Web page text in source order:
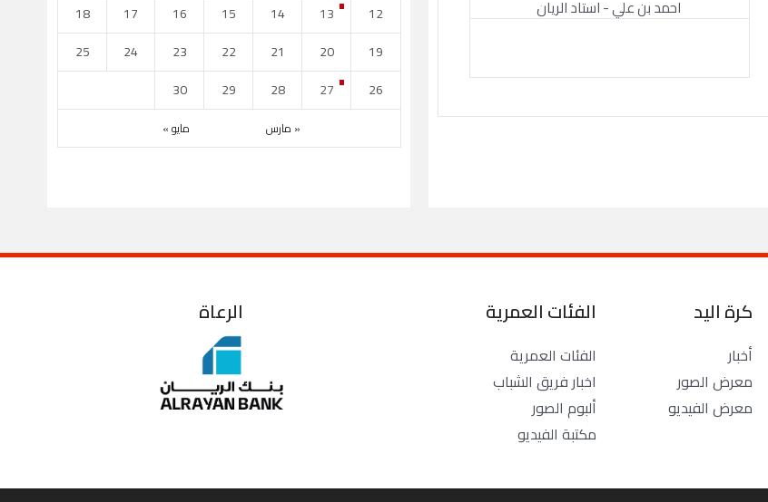
احمد بن علي - استاد الريان
استاد جاسم بن حمد
استاد خليفة
« مارس مايو »
12
13
14
15
16
17
18
19
20
21
22
23
24
25
26
27
28
29
30
كرة اليد
أخبار
معرض الصور
معرض الفيديو
الفئات العمرية
الفئات العمرية
اخبار فريق الشباب
ألبوم الصور
مكتبة الفيديو
الرعاة